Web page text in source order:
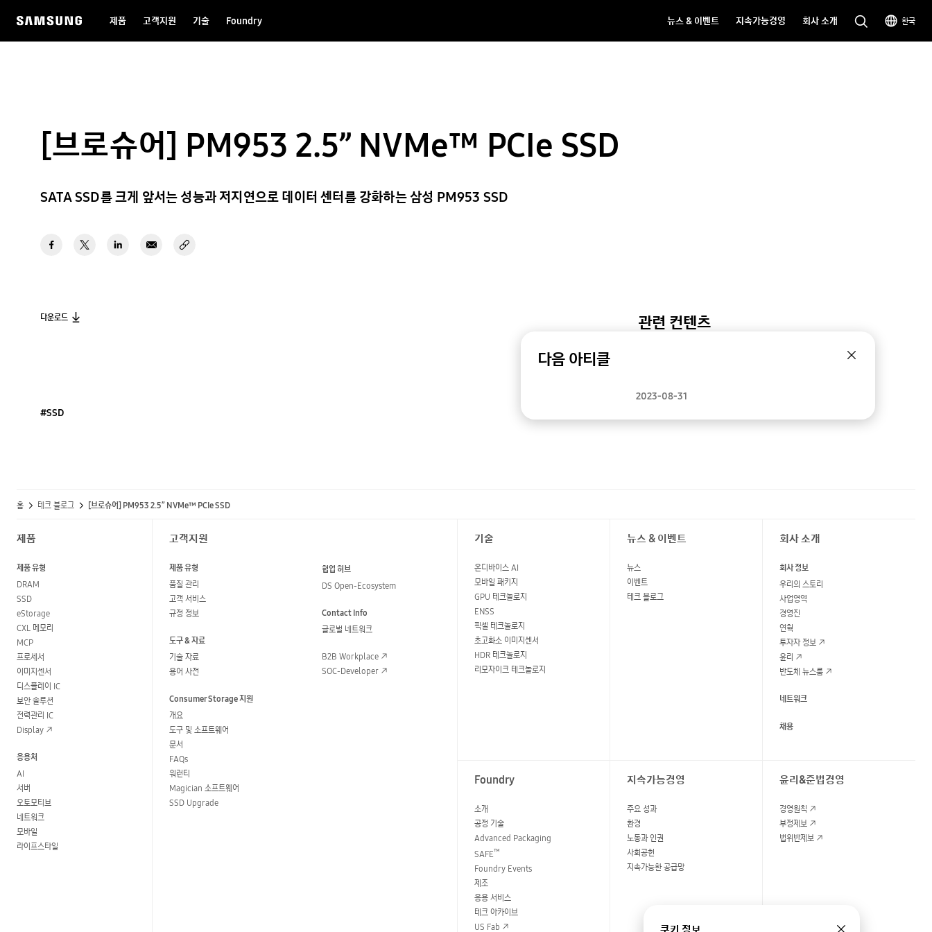
제품 고객지원 기술 Foundry 뉴스 & 이벤트 지속가능경영 회사 소개 한국
[브로슈어] PM953 2.5” NVMe™ PCIe SSD
SATA SSD를 크게 앞서는 성능과 저지연으로 데이터 센터를 강화하는 삼성 PM953 SSD
다운로드
#SSD
관련 컨텐츠
다음 아티클
2023-08-31
홈 테크 블로그 [브로슈어] PM953 2.5” NVMe™ PCIe SSD
제품
제품 유형
DRAM
SSD
eStorage
CXL 메모리
MCP
프로세서
이미지센서
디스플레이 IC
보안 솔루션
전력관리 IC
Display
응용처
AI
서버
오토모티브
네트워크
모바일
라이프스타일
고객지원
제품 유형
품질 관리
고객 서비스
규정 정보
도구 & 자료
기술 자료
용어 사전
Consumer Storage 지원
개요
도구 및 소프트웨어
문서
FAQs
워런티
Magician 소프트웨어
SSD Upgrade
협업 허브
DS Open-Ecosystem
Contact Info
글로벌 네트워크
B2B Workplace
SOC-Developer
기술
온디바이스 AI
모바일 패키지
GPU 테크놀로지
ENSS
픽셀 테크놀로지
초고화소 이미지센서
HDR 테크놀로지
리모자이크 테크놀로지
Foundry
소개
공정 기술
Advanced Packaging
SAFE™
Foundry Events
제조
응용 서비스
테크 아카이브
US Fab
뉴스 & 이벤트
뉴스
이벤트
테크 블로그
지속가능경영
주요 성과
환경
노동과 인권
사회공헌
지속가능한 공급망
회사 소개
회사 정보
우리의 스토리
사업영역
경영진
연혁
투자자 정보
윤리
반도체 뉴스룸
네트워크
채용
윤리&준법경영
경영원칙
부정제보
법위반제보